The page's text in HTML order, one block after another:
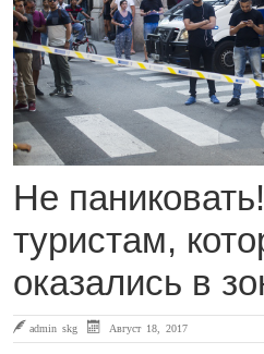
Не
туристам,
оказались в
admin skg Август 18, 2017